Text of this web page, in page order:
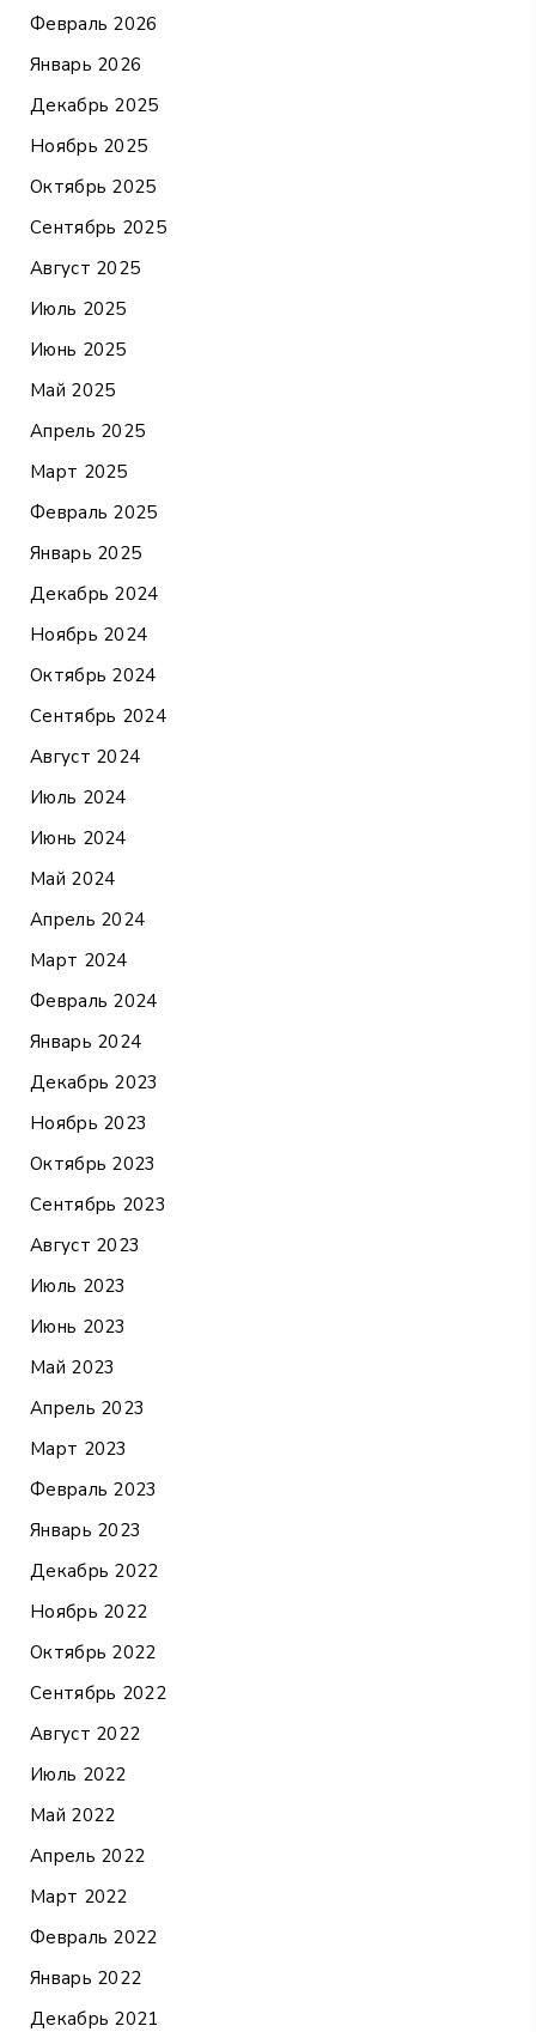
Февраль 2026
Январь 2026
Декабрь 2025
Ноябрь 2025
Октябрь 2025
Сентябрь 2025
Август 2025
Июль 2025
Июнь 2025
Май 2025
Апрель 2025
Март 2025
Февраль 2025
Январь 2025
Декабрь 2024
Ноябрь 2024
Октябрь 2024
Сентябрь 2024
Август 2024
Июль 2024
Июнь 2024
Май 2024
Апрель 2024
Март 2024
Февраль 2024
Январь 2024
Декабрь 2023
Ноябрь 2023
Октябрь 2023
Сентябрь 2023
Август 2023
Июль 2023
Июнь 2023
Май 2023
Апрель 2023
Март 2023
Февраль 2023
Январь 2023
Декабрь 2022
Ноябрь 2022
Октябрь 2022
Сентябрь 2022
Август 2022
Июль 2022
Май 2022
Апрель 2022
Март 2022
Февраль 2022
Январь 2022
Декабрь 2021